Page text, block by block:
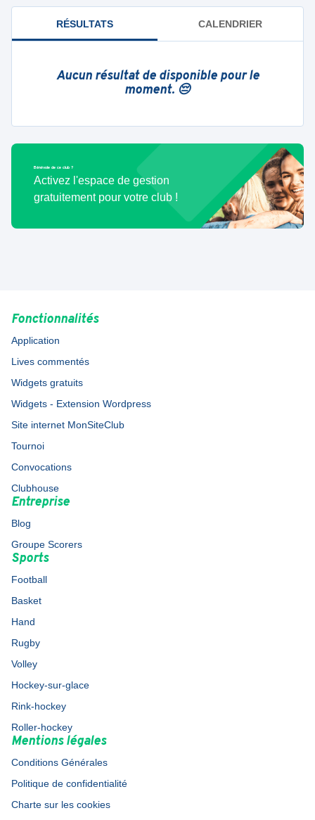
RÉSULTATS CALENDRIER
Aucun résultat de disponible pour le
moment. 😔
Bénévole de ce club ?
Activez l'espace de gestion
gratuitement pour votre club !
Fonctionnalités
Application
Lives commentés
Widgets gratuits
Widgets - Extension Wordpress
Site internet MonSiteClub
Tournoi
Convocations
Clubhouse
Entreprise
Blog
Groupe Scorers
Sports
Football
Basket
Hand
Rugby
Volley
Hockey-sur-glace
Rink-hockey
Roller-hockey
Mentions légales
Conditions Générales
Politique de confidentialité
Charte sur les cookies